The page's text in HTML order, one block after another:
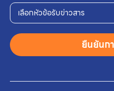
เลือกหัวข้อรับข่าวสาร
ยืนยันก